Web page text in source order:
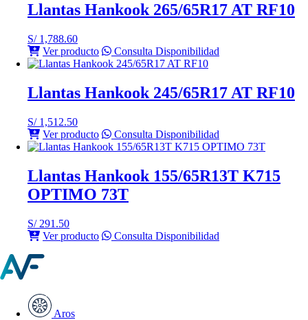
Llantas Hankook 265/65R17 AT RF10
S/1,788.60
Ver producto
Consulta Disponibilidad
Llantas Hankook 245/65R17 AT RF10
S/1,512.50
Ver producto
Consulta Disponibilidad
Llantas Hankook 155/65R13T K715
OPTIMO 73T
S/291.50
Ver producto
Consulta Disponibilidad
Aros